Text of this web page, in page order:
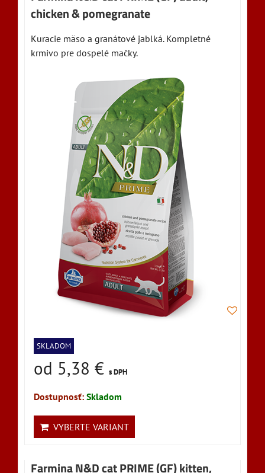
chicken & pomegranate
Kuracie mäso a granátové jablká. Kompletné
krmivo pre dospelé mačky.
SKLADOM
od 5,38 € s DPH
Dostupnosť: Skladom
VYBERTE VARIANT
Farmina N&D cat PRIME (GF) kitten,